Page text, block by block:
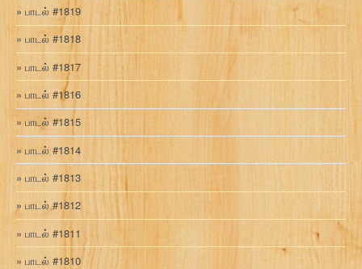
பாடல் #1819
பாடல் #1818
பாடல் #1817
பாடல் #1816
பாடல் #1815
பாடல் #1814
பாடல் #1813
பாடல் #1812
பாடல் #1811
பாடல் #1810